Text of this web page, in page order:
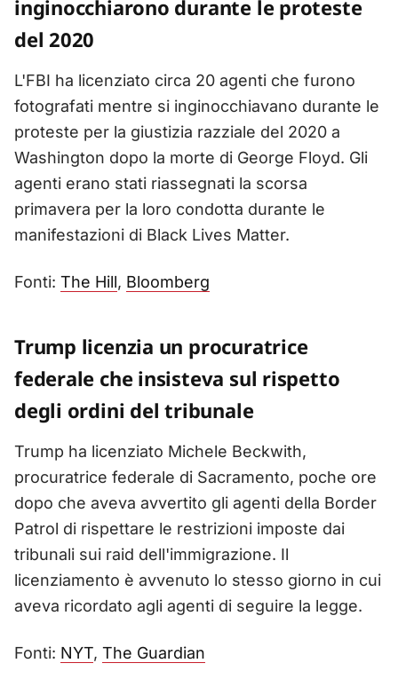
inginocchiarono durante le proteste
del 2020
L'FBI ha licenziato circa 20 agenti che furono
fotografati mentre si inginocchiavano durante le
proteste per la giustizia razziale del 2020 a
Washington dopo la morte di George Floyd. Gli
agenti erano stati riassegnati la scorsa
primavera per la loro condotta durante le
manifestazioni di Black Lives Matter.
Fonti: The Hill, Bloomberg
Trump licenzia un procuratrice
federale che insisteva sul rispetto
degli ordini del tribunale
Trump ha licenziato Michele Beckwith,
procuratrice federale di Sacramento, poche ore
dopo che aveva avvertito gli agenti della Border
Patrol di rispettare le restrizioni imposte dai
tribunali sui raid dell'immigrazione. Il
licenziamento è avvenuto lo stesso giorno in cui
aveva ricordato agli agenti di seguire la legge.
Fonti: NYT, The Guardian